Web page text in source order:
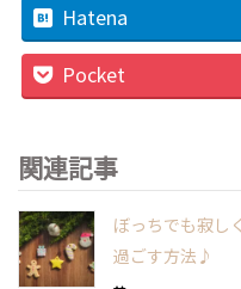
Hatena
Pocket
関連記事
ぼっちでも寂し
過ごす方法♪